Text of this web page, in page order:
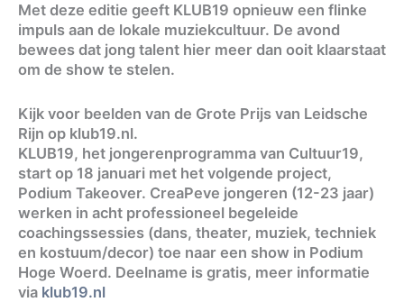
Met deze editie geeft KLUB19 opnieuw een flinke
impuls aan de lokale muziekcultuur. De avond
bewees dat jong talent hier meer dan ooit klaarstaat
om de show te stelen.
Kijk voor beelden van de Grote Prijs van Leidsche
Rijn op klub19.nl.
KLUB19, het jongerenprogramma van Cultuur19,
start op 18 januari met het volgende project,
Podium Takeover. CreaPeve jongeren (12-23 jaar)
werken in acht professioneel begeleide
coachingssessies (dans, theater, muziek, techniek
en kostuum/decor) toe naar een show in Podium
Hoge Woerd. Deelname is gratis, meer informatie
via klub19.nl